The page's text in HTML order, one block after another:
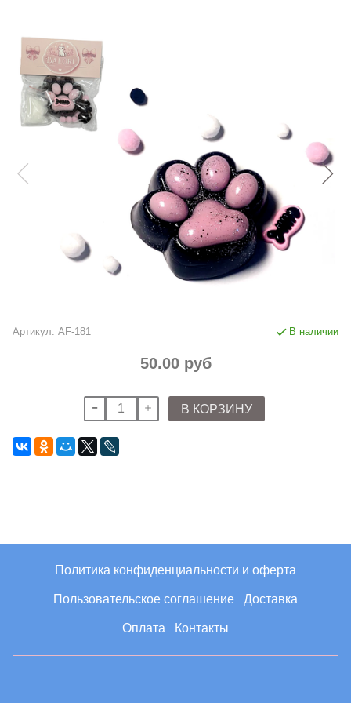
Артикул: AF-181 В наличии
50.00 руб
В КОРЗИНУ
Политика конфиденциальности и оферта
Пользовательское соглашение Доставка
Оплата Контакты